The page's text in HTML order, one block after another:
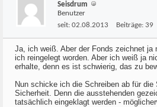
Seisdrum
Benutzer
seit: 02.08.2013 Beiträge: 39
Ja, ich weiß. Aber der Fonds zeichnet ja
ich reingelegt worden. Aber ich weiß ja
erhalte, denn es ist schwierig, das zu
Nun schicke ich die Schreiben ab für
Sicherheit. Denn die ausstehenden
tatsächlich eingeklagt werden -